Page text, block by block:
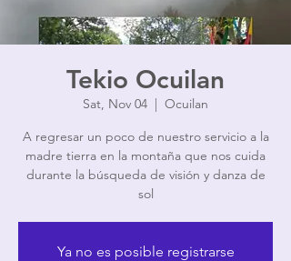
Tekio Ocuilan
Sat, Nov 04
  |
Ocuilan
A regresar un poco de nuestro servicio a la
madre tierra en la montaña que nos cuida
durante la búsqueda de visión y danza de
sol
Ya no es posible registrarse